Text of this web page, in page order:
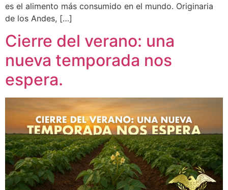
es el alimento más consumido en el mundo. Originaria
de los Andes, […]
Cierre del verano: una
nueva temporada nos
espera.